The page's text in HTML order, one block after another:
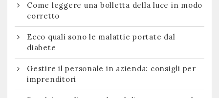
Come leggere una bolletta della luce in modo
corretto
Ecco quali sono le malattie portate dal
diabete
Gestire il personale in azienda: consigli per
imprenditori